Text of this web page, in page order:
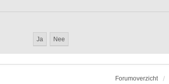
Forumoverzicht